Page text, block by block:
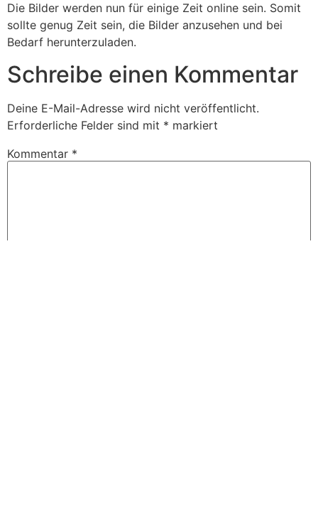
Die Bilder werden nun für einige Zeit online sein. Somit
sollte genug Zeit sein, die Bilder anzusehen und bei
Bedarf herunterzuladen.
Schreibe einen Kommentar
Deine E-Mail-Adresse wird nicht veröffentlicht.
Erforderliche Felder sind mit * markiert
Kommentar *